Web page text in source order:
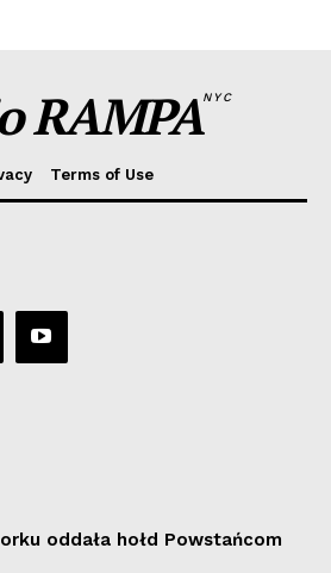
RAMPANYC
Terms of Use
oddała hołd Powstańcom